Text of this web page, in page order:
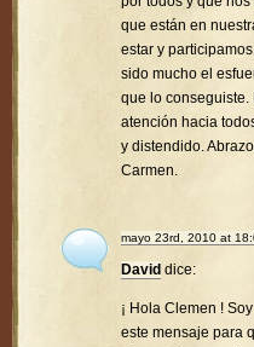
que están en
estar y
sido mucho el
que lo conseguiste.
atención hacia
y distendido.
Carmen.
mayo 23rd, 2010 at
David dice:
¡ Hola Clemen !
este mensaje para